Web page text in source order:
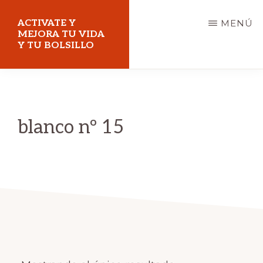
contenido
principal
ACTIVATE Y
MEJORA TU VIDA
Y TU BOLSILLO
vida
MENÚ
blanco nº 15